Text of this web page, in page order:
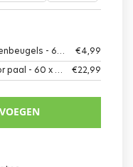
Vierkante hekwerk langlip tussenbeugels - 6 x 4 cm - Complete set - Groen €4,99
Hekwerk voetplaat adapter voor paal - 60 x 40 cm - 20 cm hoog - Groen
€22,99